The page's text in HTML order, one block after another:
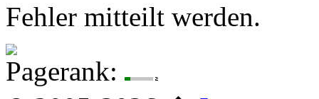
Fehler mitteilt werden.
Pagerank: